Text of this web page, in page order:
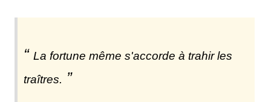
La fortune même s'accorde à trahir les
traîtres.